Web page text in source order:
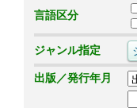
言語区分
ジャンル指定
出版／発行年月